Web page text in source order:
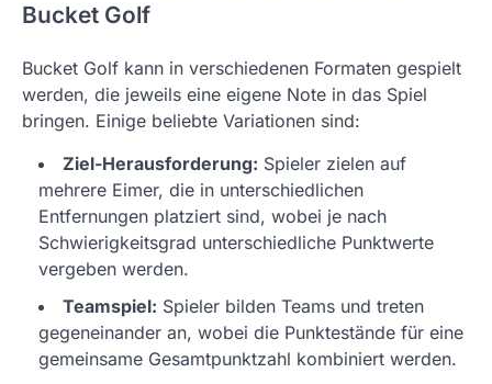
Bucket Golf
Bucket Golf kann in verschiedenen Formaten gespielt
werden, die jeweils eine eigene Note in das Spiel
bringen. Einige beliebte Variationen sind:
Ziel-Herausforderung: Spieler zielen auf
mehrere Eimer, die in unterschiedlichen
Entfernungen platziert sind, wobei je nach
Schwierigkeitsgrad unterschiedliche Punktwerte
vergeben werden.
Teamspiel: Spieler bilden Teams und treten
gegeneinander an, wobei die Punktestände für eine
gemeinsame Gesamtpunktzahl kombiniert werden.